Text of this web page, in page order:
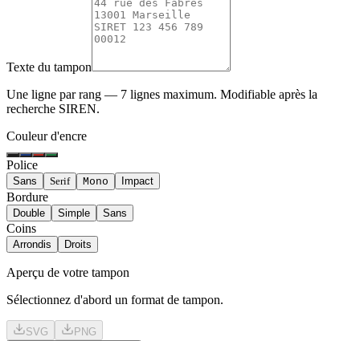
Texte du tampon
Une ligne par rang — 7 lignes maximum. Modifiable après la
recherche SIREN.
Couleur d'encre
Police
Sans Serif Mono Impact
Bordure
Double Simple Sans
Coins
Arrondis Droits
Aperçu de votre tampon
Sélectionnez d'abord un format de tampon.
SVG
PNG